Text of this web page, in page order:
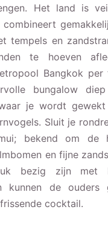
Het land is
tempels en
te hoeven
Bangkok
bungalow
je wordt
Sluit je
bekend om de
en fijne
bezig zijn met
kunnen de ouders
cocktail.